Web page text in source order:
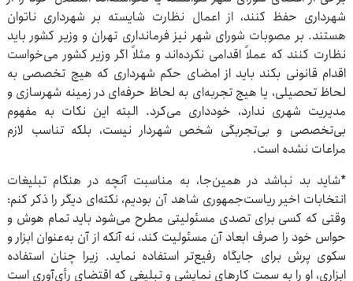
شهرداری حفظ کنند، از اعمال نظارت شایسته بر شهرداری ناتوان
هستند. بر مصوبات شورای شهر نیز فرمانداری تهران و وزیر کشور باید
نظارت کنند که عملاً اقدامی نکرده‌اند و مثلاً اگر وزیر کشور می‌خواست
اقدام قانونی بکند باید از امضای حکم شهرداری که هیچ تخصصی به
لحاظ تحصیلی، یا هیچ تجربه‌ای به لحاظ حرفه‌ای در زمینه شهرسازی و
مدیریت شهری ندارد، خودداری می‌کرد. البته این نکات به مفهوم
بی‌تخصصی و بی‌تجربگی شخص شهردار نیست، بلکه تناسب لازم
مراعات نشده ‌است.
*شاید بد نباشد در همین‌جا، به مناسبت آنچه در هنگام تبلیغات
انتخابات اخیر ریاست‌جمهوری شاهد آن بودیم، نکته‌ای دیگر را ذکر کنم:
وقتی که کسی برای تصدی مسئولیتی مطرح می‌شود باید تمام هوش و
حواس خود را صرف ابعاد آن مسئولیت کند، نه آنکه از آن به‌عنوان ابزار و
سکوی پرش برای جایگاه رفیع‌تر استفاده نماید. زیرا چنان استفاده
ابزاری، او را به سمت کارهای نمایشی و تبلیغی که اقتضای رأی‌آوری است